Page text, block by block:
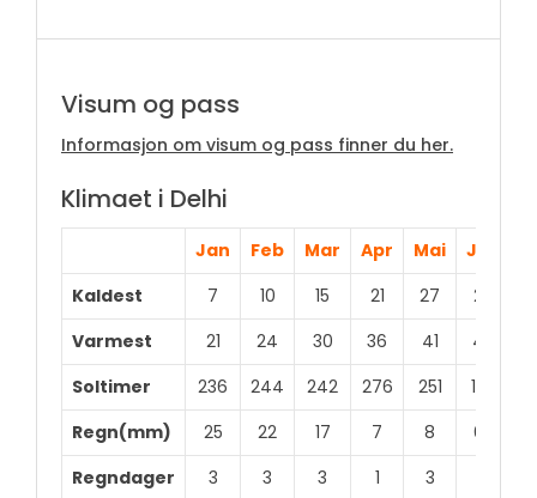
Visum og pass
Informasjon om visum og pass finner du her.
Klimaet i Delhi
Jan Feb Mar Apr Mai Jun
Kaldest
7 10 15 21 27 29
Varmest
21 24 30 36 41 40
Soltimer
236 244 242 276 251 192
Regn(mm)
25 22 17 7 8 65
Regndager
3 3 3 1 3